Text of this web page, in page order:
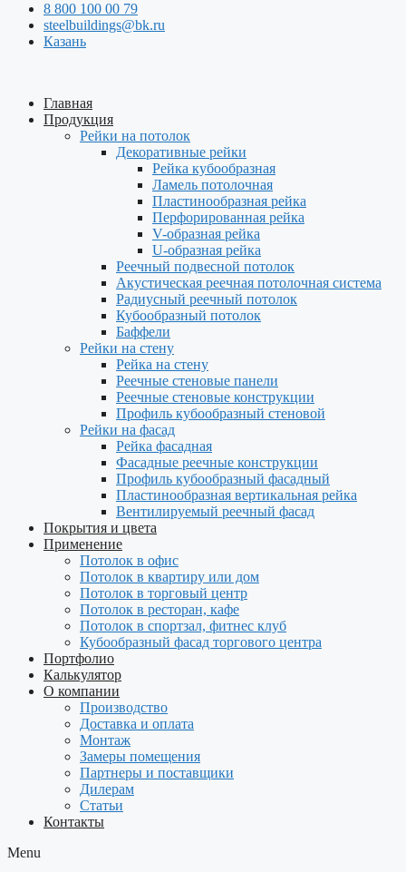
8 800 100 00 79
steelbuildings@bk.ru
Казань
Главная
Продукция
Рейки на потолок
Декоративные рейки
Рейка кубообразная
Ламель потолочная
Пластинообразная рейка
Перфорированная рейка
V-образная рейка
U-образная рейка
Реечный подвесной потолок
Акустическая реечная потолочная система
Радиусный реечный потолок
Кубообразный потолок
Баффели
Рейки на стену
Рейка на стену
Реечные стеновые панели
Реечные стеновые конструкции
Профиль кубообразный стеновой
Рейки на фасад
Рейка фасадная
Фасадные реечные конструкции
Профиль кубообразный фасадный
Пластинообразная вертикальная рейка
Вентилируемый реечный фасад
Покрытия и цвета
Применение
Потолок в офис
Потолок в квартиру или дом
Потолок в торговый центр
Потолок в ресторан, кафе
Потолок в спортзал, фитнес клуб
Кубообразный фасад торгового центра
Портфолио
Калькулятор
О компании
Производство
Доставка и оплата
Монтаж
Замеры помещения
Партнеры и поставщики
Дилерам
Статьи
Контакты
Menu